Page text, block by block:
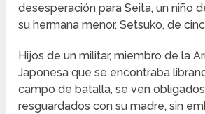
desesperación para Seita, un niño
su hermana menor, Setsuko, de
Hijos de un militar, miembro de la
Japonesa que se encontraba
campo de batalla, se ven
resguardados con su madre, sin